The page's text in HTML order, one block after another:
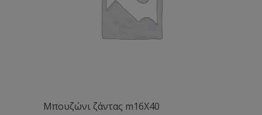
Mπουζώνι ζάντας m16Χ40